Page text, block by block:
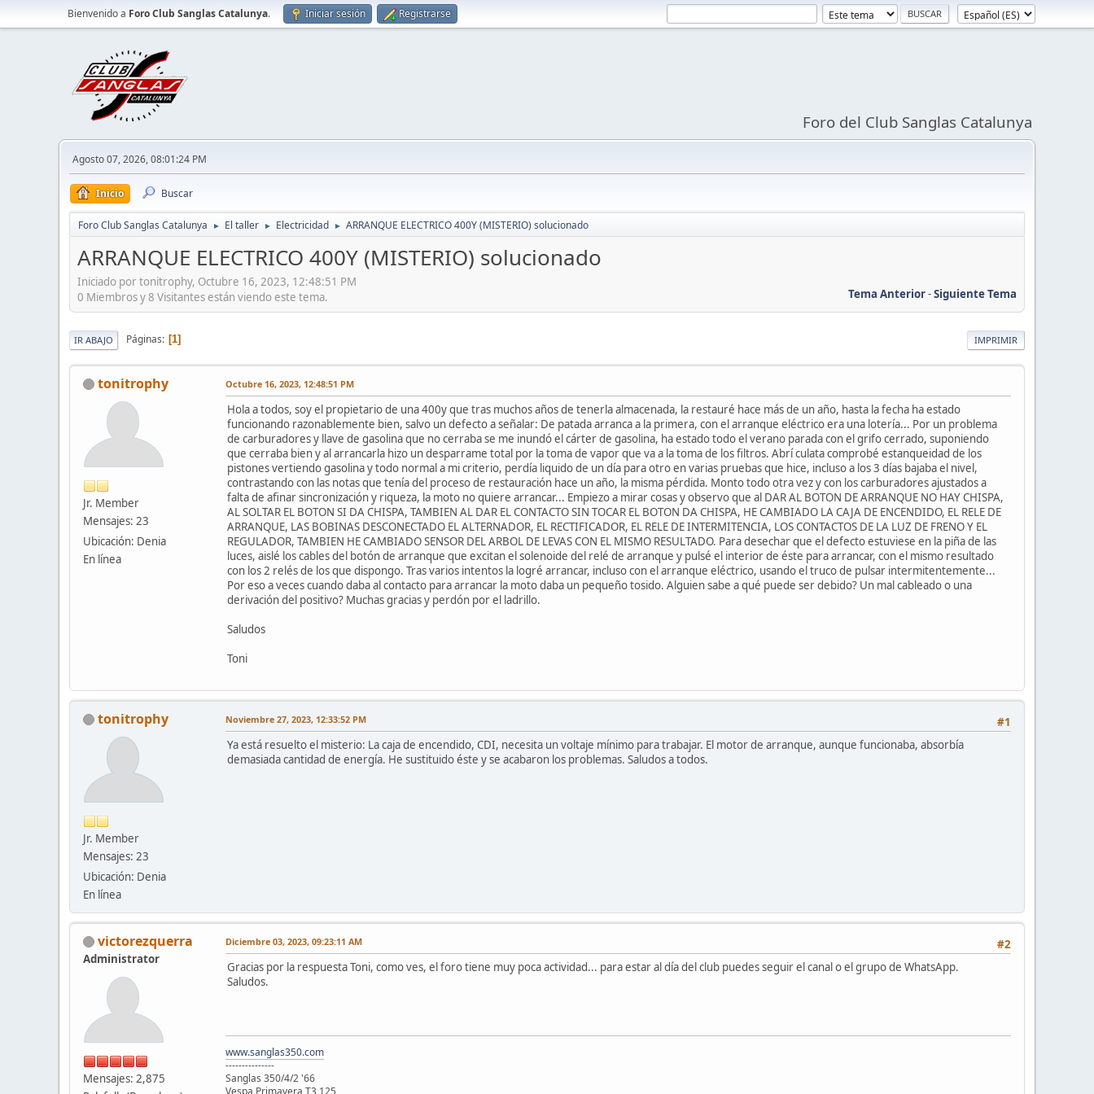
Bienvenido a Foro Club Sanglas Catalunya. Iniciar sesión Registrarse
Foro del Club Sanglas Catalunya
Agosto 07, 2026, 08:01:24 PM
Inicio Buscar
Foro Club Sanglas Catalunya ► El taller ► Electricidad ► ARRANQUE ELECTRICO 400Y (MISTERIO) solucionado
ARRANQUE ELECTRICO 400Y (MISTERIO) solucionado
Iniciado por tonitrophy, Octubre 16, 2023, 12:48:51 PM
Tema Anterior-Siguiente Tema
0 Miembros y 8 Visitantes están viendo este tema.
IMPRIMIR
IR ABAJO Páginas 1
tonitrophy
Jr. Member
Mensajes: 23
Ubicación: Denia
En línea
Octubre 16, 2023, 12:48:51 PM
Hola a todos, soy el propietario de una 400y que tras muchos años de tenerla almacenada, la restauré hace más de un año, hasta la fecha ha estado
funcionando razonablemente bien, salvo un defecto a señalar: De patada arranca a la primera, con el arranque eléctrico era una lotería... Por un problema
de carburadores y llave de gasolina que no cerraba se me inundó el cárter de gasolina, ha estado todo el verano parada con el grifo cerrado, suponiendo
que cerraba bien y al arrancarla hizo un desparrame total por la toma de vapor que va a la toma de los filtros. Abrí culata comprobé estanqueidad de los
pistones vertiendo gasolina y todo normal a mi criterio, perdía liquido de un día para otro en varias pruebas que hice, incluso a los 3 días bajaba el nivel,
contrastando con las notas que tenía del proceso de restauración hace un año, la misma pérdida. Monto todo otra vez y con los carburadores ajustados a
falta de afinar sincronización y riqueza, la moto no quiere arrancar... Empiezo a mirar cosas y observo que al DAR AL BOTON DE ARRANQUE NO HAY CHISPA,
AL SOLTAR EL BOTON SI DA CHISPA, TAMBIEN AL DAR EL CONTACTO SIN TOCAR EL BOTON DA CHISPA, HE CAMBIADO LA CAJA DE ENCENDIDO, EL RELE DE
ARRANQUE, LAS BOBINAS DESCONECTADO EL ALTERNADOR, EL RECTIFICADOR, EL RELE DE INTERMITENCIA, LOS CONTACTOS DE LA LUZ DE FRENO Y EL
REGULADOR, TAMBIEN HE CAMBIADO SENSOR DEL ARBOL DE LEVAS CON EL MISMO RESULTADO. Para desechar que el defecto estuviese en la piña de las
luces, aislé los cables del botón de arranque que excitan el solenoide del relé de arranque y pulsé el interior de éste para arrancar, con el mismo resultado
con los 2 relés de los que dispongo. Tras varios intentos la logré arrancar, incluso con el arranque eléctrico, usando el truco de pulsar intermitentemente...
Por eso a veces cuando daba al contacto para arrancar la moto daba un pequeño tosido. Alguien sabe a qué puede ser debido? Un mal cableado o una
derivación del positivo? Muchas gracias y perdón por el ladrillo.
Saludos
Toni
tonitrophy
Jr. Member
Mensajes: 23
Ubicación: Denia
En línea
#1
Noviembre 27, 2023, 12:33:52 PM
Ya está resuelto el misterio: La caja de encendido, CDI, necesita un voltaje mínimo para trabajar. El motor de arranque, aunque funcionaba, absorbía
demasiada cantidad de energía. He sustituido éste y se acabaron los problemas. Saludos a todos.
victorezquerra
Administrator
Mensajes: 2,875
#2
Diciembre 03, 2023, 09:23:11 AM
Gracias por la respuesta Toni, como ves, el foro tiene muy poca actividad... para estar al día del club puedes seguir el canal o el grupo de WhatsApp.
Saludos.
www.sanglas350.com
---------------
Sanglas 350/4/2 '66
Vespa Primavera T3 125